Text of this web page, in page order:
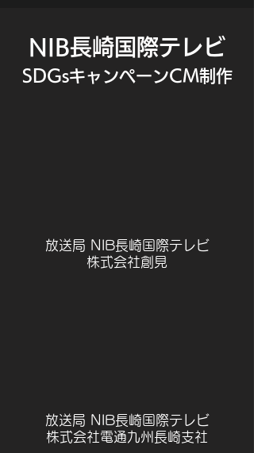
NIB長崎国際テレビ
SDGsキャンペーンCM制作
放送局 NIB長崎国際テレビ
株式会社創見
放送局 NIB長崎国際テレビ
株式会社電通九州長崎支社